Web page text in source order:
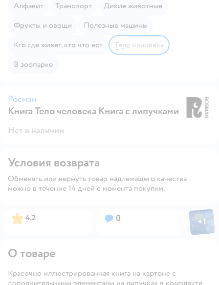
Алфавит
Транспорт
Дикие животные
Фрукты и овощи
Полезные машины
Кто где живет, кто что ест
Тело человека
В зоопарке
Росмэн
Книга Тело человека Книга с липучками
Нет в наличии
Условия возврата
Обменять или вернуть товар надлежащего качества
можно в течение 14 дней с момента покупки.
Рейтинг:
4,2 Вопросов:
0 Фото
+1
О товаре
Красочно иллюстрированная книга на картоне с
дополнительными элементами на липучках в комплекте.